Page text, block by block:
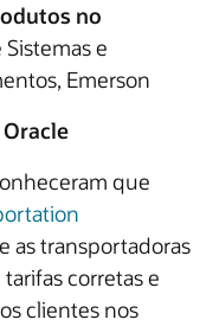
no
e
Emerson
que
as transportadoras
corretas e
clientes nos